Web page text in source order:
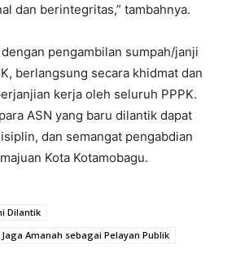
dan berintegritas,” tambahnya.
pengambilan sumpah/janji
berlangsung secara khidmat dan
kerja oleh seluruh PPPK.
ASN yang baru dilantik dapat
dan semangat pengabdian
Kota Kotamobagu.
Dilantik
Amanah sebagai Pelayan Publik